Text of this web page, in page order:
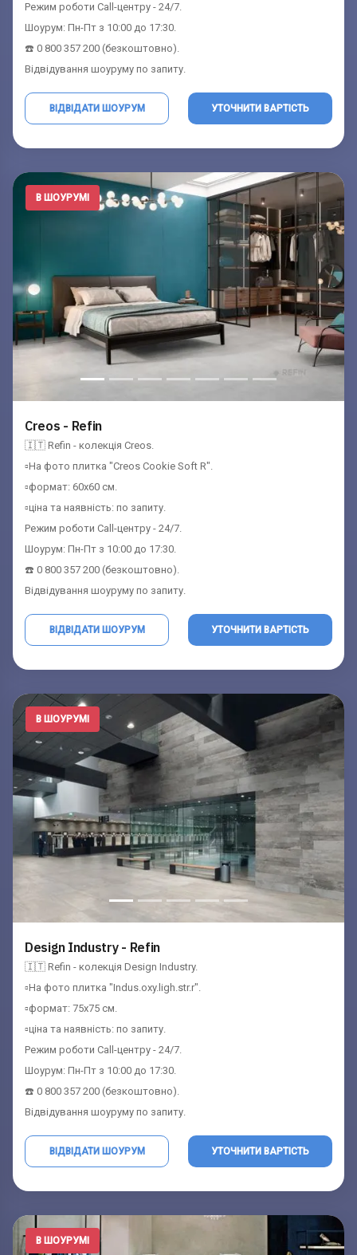
Режим роботи Call-центру - 24/7.
Шоурум: Пн-Пт з 10:00 до 17:30.
☎️ 0 800 357 200 (безкоштовно).
Відвідування шоуруму по запиту.
ВІДВІДАТИ ШОУРУМ УТОЧНИТИ ВАРТІСТЬ
В ШОУРУМІ
Creos - Refin
🇮🇹 Refin - колекція Creos.
▫️На фото плитка "Creos Cookie Soft R".
▫️формат: 60x60 см.
▫️ціна та наявність: по запиту.
Режим роботи Call-центру - 24/7.
Шоурум: Пн-Пт з 10:00 до 17:30.
☎️ 0 800 357 200 (безкоштовно).
Відвідування шоуруму по запиту.
ВІДВІДАТИ ШОУРУМ УТОЧНИТИ ВАРТІСТЬ
В ШОУРУМІ
Design Industry - Refin
🇮🇹 Refin - колекція Design Industry.
▫️На фото плитка "Indus.oxy.ligh.str.r".
▫️формат: 75x75 см.
▫️ціна та наявність: по запиту.
Режим роботи Call-центру - 24/7.
Шоурум: Пн-Пт з 10:00 до 17:30.
☎️ 0 800 357 200 (безкоштовно).
Відвідування шоуруму по запиту.
ВІДВІДАТИ ШОУРУМ УТОЧНИТИ ВАРТІСТЬ
В ШОУРУМІ